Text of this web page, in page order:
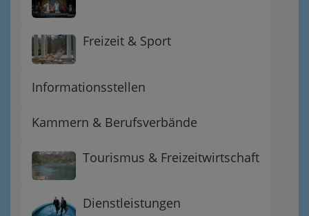
Freizeit & Sport
Informationsstellen
Kammern & Berufsverbände
Tourismus & Freizeitwirtschaft
Dienstleistungen